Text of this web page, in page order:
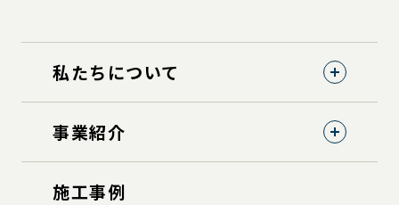
私たちについて
事業紹介
施工事例